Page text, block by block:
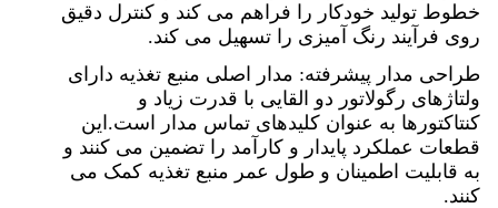
خطوط تولید خودکار را فراهم می کند و کنترل دقیق
روی فرآیند رنگ آمیزی را تسهیل می کند.
طراحی مدار پیشرفته: مدار اصلی منبع تغذیه دارای
ولتاژهای رگولاتور دو القایی با قدرت زیاد و
کنتاکتورها به عنوان کلیدهای تماس مدار است.این
قطعات عملکرد پایدار و کارآمد را تضمین می کنند و
به قابلیت اطمینان و طول عمر منبع تغذیه کمک می
کنند.